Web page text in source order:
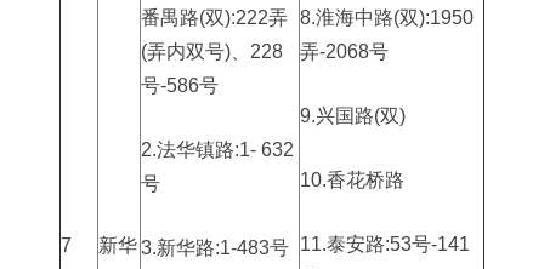
7 新华
番禺路(双):222弄
(弄内双号)、228
号-586号
2.法华镇路:1- 632
号
3.新华路:1-483号
8.淮海中路(双):1950
弄-2068号
9.兴国路(双)
10.香花桥路
11.泰安路:53号-141